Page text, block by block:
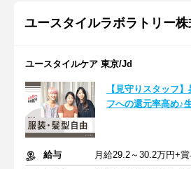
ユースタイルラボラトリー
ユースタイルケア 東京/Jd
【見守りスタッフ
フへの還元率高め♪
給与